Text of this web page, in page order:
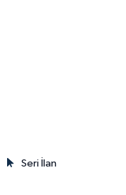
Seri İlan